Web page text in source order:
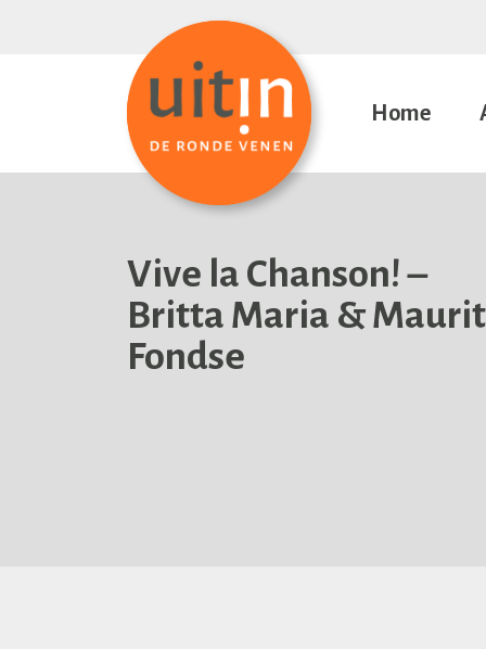
Home
Vive la Chanson! –
Britta Maria &
Fondse